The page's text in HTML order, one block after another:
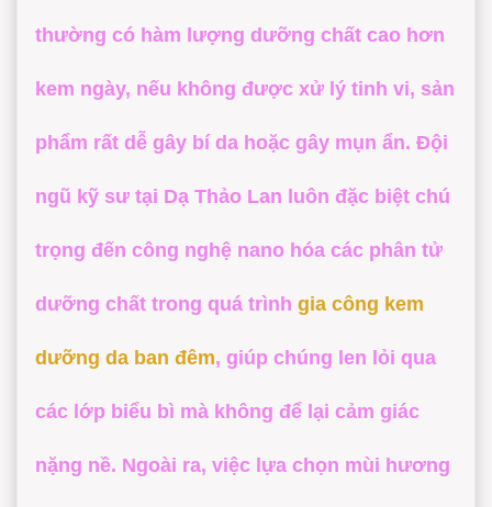
thường có hàm lượng dưỡng chất cao hơn
kem ngày, nếu không được xử lý tinh vi, sản
phẩm rất dễ gây bí da hoặc gây mụn ẩn. Đội
ngũ kỹ sư tại Dạ Thảo Lan luôn đặc biệt chú
trọng đến công nghệ nano hóa các phân tử
dưỡng chất trong quá trình gia công kem
dưỡng da ban đêm, giúp chúng len lỏi qua
các lớp biểu bì mà không để lại cảm giác
nặng nề. Ngoài ra, việc lựa chọn mùi hương